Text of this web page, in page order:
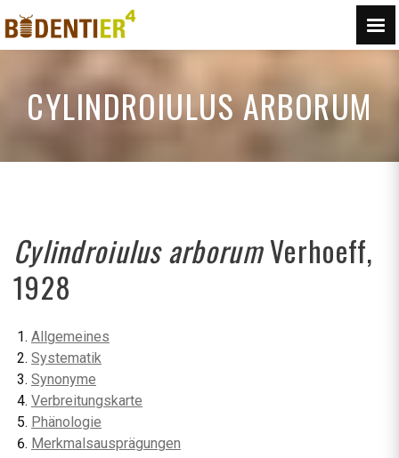
CYLINDROIULUS ARBORUM
Cylindroiulus arborumVerhoeff,
1928
Allgemeines
Systematik
Synonyme
Verbreitungskarte
Phänologie
Merkmalsausprägungen